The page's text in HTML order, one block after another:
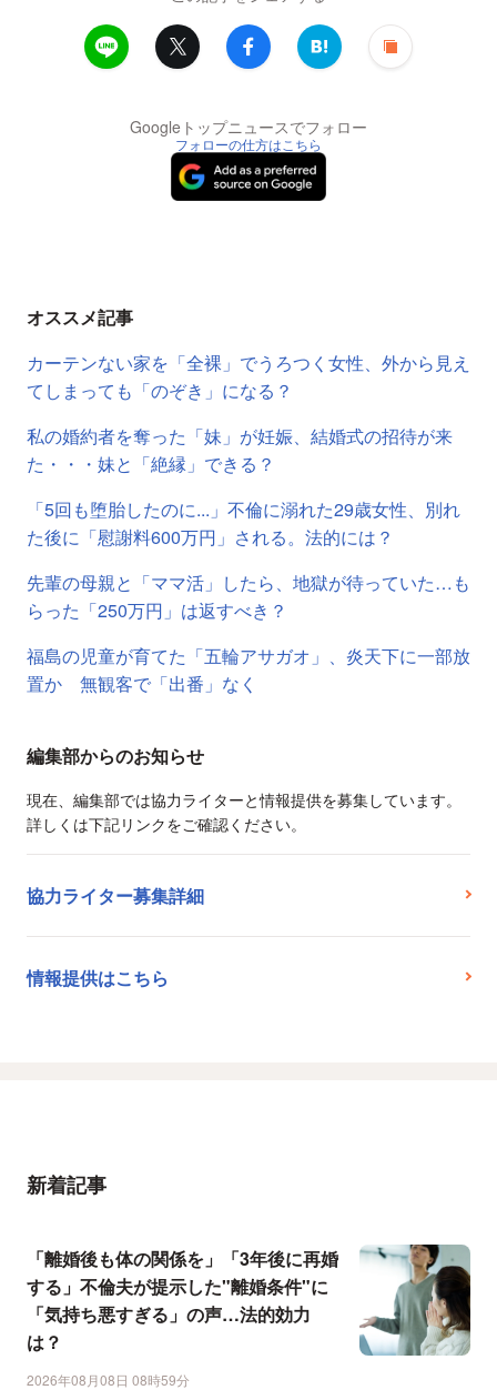
Googleトップニュースでフォロー
フォローの仕方はこちら
オススメ記事
カーテンない家を「全裸」でうろつく女性、外から見え
てしまっても「のぞき」になる？
私の婚約者を奪った「妹」が妊娠、結婚式の招待が来
た・・・妹と「絶縁」できる？
「5回も堕胎したのに...」不倫に溺れた29歳女性、別れ
た後に「慰謝料600万円」される。法的には？
先輩の母親と「ママ活」したら、地獄が待っていた…も
らった「250万円」は返すべき？
福島の児童が育てた「五輪アサガオ」、炎天下に一部放
置か 無観客で「出番」なく
編集部からのお知らせ
現在、編集部では協力ライターと情報提供を募集しています。
詳しくは下記リンクをご確認ください。
協力ライター募集詳細
情報提供はこちら
新着記事
「離婚後も体の関係を」「3年後に再婚
する」不倫夫が提示した"離婚条件"に
「気持ち悪すぎる」の声…法的効力
は？
2026年08月08日 08時59分